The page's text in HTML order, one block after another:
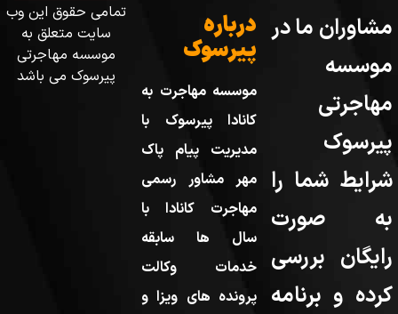
مشاوران ما در
موسسه
مهاجرتی
پیرسوک
شرایط شما را
به صورت
رایگان بررسی
کرده و برنامه
درباره
پیرسوک
موسسه مهاجرت به
کانادا پیرسوک با
مدیریت پیام پاک
مهر مشاور رسمی
مهاجرت کانادا با
سال ها سابقه
خدمات وکالت
پرونده های ویزا و
تمامی حقوق این وب
سایت متعلق به
موسسه مهاجرتی
پیرسوک می باشد